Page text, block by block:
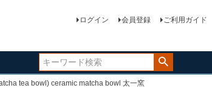
ログイン 会員登録 ご利用ガイド
tea bowl) ceramic matcha bowl 太一窯